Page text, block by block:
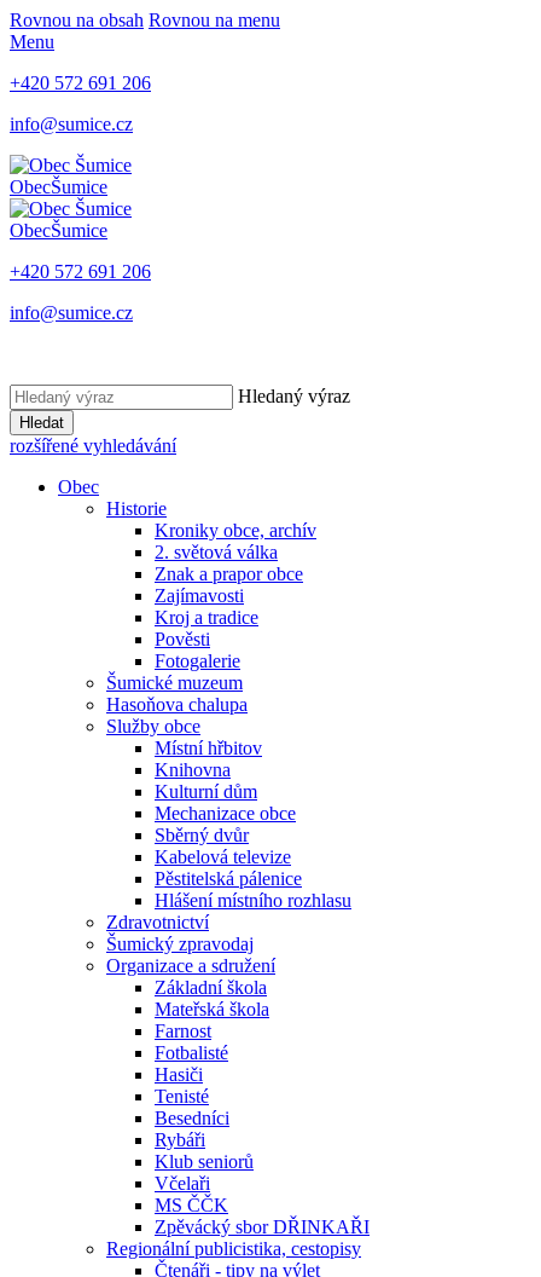
Rovnou na obsah Rovnou na menu
Menu
+420 572 691 206
info@sumice.cz
ObecŠumice
ObecŠumice
+420 572 691 206
info@sumice.cz
Hledaný výraz
Hledat
rozšířené vyhledávání
Obec
Historie
Kroniky obce, archív
2. světová válka
Znak a prapor obce
Zajímavosti
Kroj a tradice
Pověsti
Fotogalerie
Šumické muzeum
Hasoňova chalupa
Služby obce
Místní hřbitov
Knihovna
Kulturní dům
Mechanizace obce
Sběrný dvůr
Kabelová televize
Pěstitelská pálenice
Hlášení místního rozhlasu
Zdravotnictví
Šumický zpravodaj
Organizace a sdružení
Základní škola
Mateřská škola
Farnost
Fotbalisté
Hasiči
Tenisté
Besedníci
Rybáři
Klub seniorů
Včelaři
MS ČČK
Zpěvácký sbor DŘINKAŘI
Regionální publicistika, cestopisy
Čtenáři - tipy na výlet